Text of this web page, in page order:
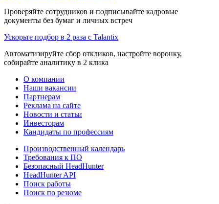
Проверяйте сотрудников и подписывайте кадровые
документы без бумаг и личных встреч
Ускорьте подбор в 2 раза с Talantix
Автоматизируйте сбор откликов, настройте воронку,
собирайте аналитику в 2 клика
О компании
Наши вакансии
Партнерам
Реклама на сайте
Новости и статьи
Инвесторам
Кандидаты по профессиям
Производственный календарь
Требования к ПО
Безопасный HeadHunter
HeadHunter API
Поиск работы
Поиск по резюме